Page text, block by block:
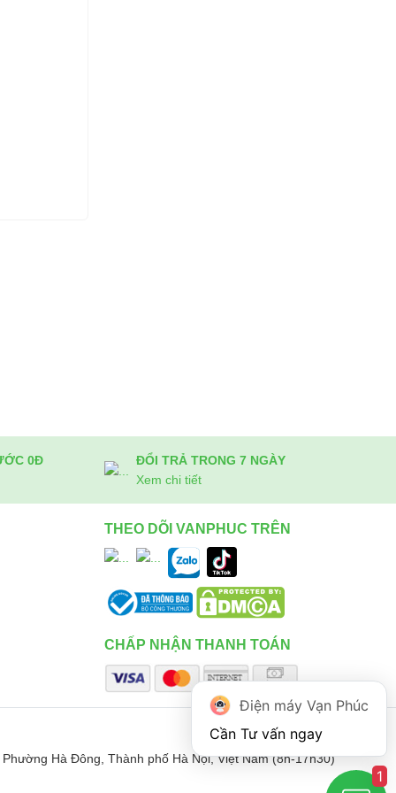
0Đ
ĐỔI TRẢ TRONG 7 NGÀY
Xem chi tiết
THEO DÕI VANPHUC TRÊN
CHẤP NHẬN THANH TOÁN
Hà Đông, Thành phố Hà Nội, Việt Nam (8h-17h30)
Điện máy Vạn Phúc
1